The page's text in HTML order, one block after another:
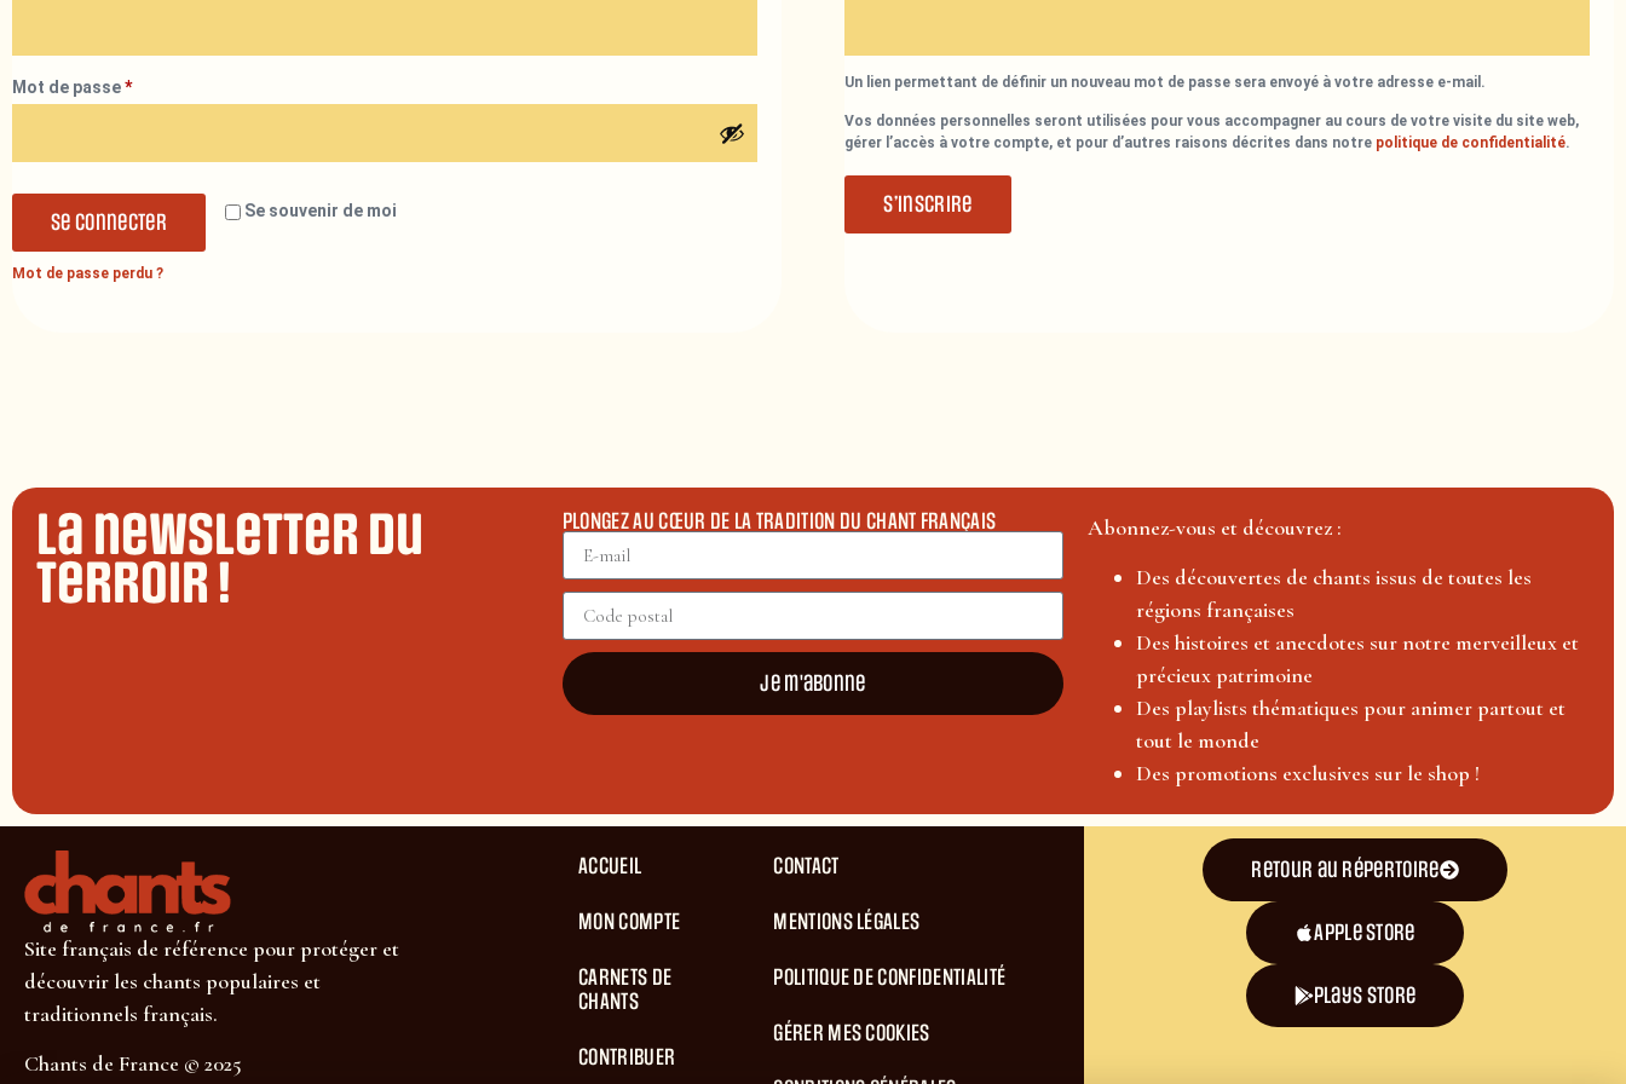
Mot de passe*
Se souvenir de moi
Se connecter
Mot de passe perdu ?
Un lien permettant de définir un nouveau mot de passe sera envoyé à votre adresse e-mail.
Vos données personnelles seront utilisées pour vous accompagner au cours de votre visite du site web,
gérer l’accès à votre compte, et pour d’autres raisons décrites dans notre politique de confidentialité.
S’inscrire
La newsletter du
terroir !
PLONGEZ AU CŒUR DE LA TRADITION DU CHANT FRANÇAIS
Je m'abonne
Abonnez-vous et découvrez :
Des découvertes de chants issus de toutes les
régions françaises
Des histoires et anecdotes sur notre merveilleux et
précieux patrimoine
Des playlists thématiques pour animer partout et
tout le monde
Des promotions exclusives sur le shop !
Site français de référence pour protéger et
découvrir les chants populaires et
traditionnels français.
Chants de France © 2025
ACCUEIL
MON COMPTE
CARNETS DE
CHANTS
CONTRIBUER
CONTACT
MENTIONS LÉGALES
POLITIQUE DE CONFIDENTIALITÉ
GÉRER MES COOKIES
Retour au répertoire
Apple Store
plays store